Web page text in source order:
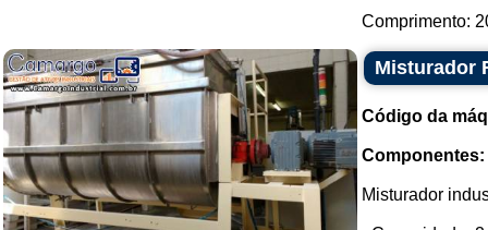
Comprimento:
Misturador
Código da
Componentes:
Misturador